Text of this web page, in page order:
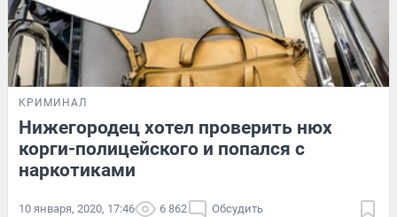
КРИМИНАЛ
Нижегородец хотел проверить нюх
корги-полицейского и попался с
наркотиками
10 января, 2020, 17:46 6 862 Обсудить